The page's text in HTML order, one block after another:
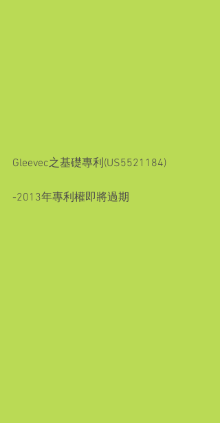
Gleevec之基礎專利(US5521184)
-2013年專利權即將過期